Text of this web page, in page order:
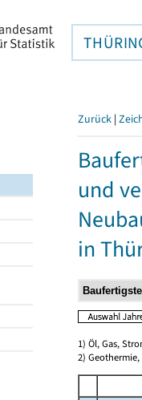
Zurück |
und
in
1) Öl, Gas,
2)